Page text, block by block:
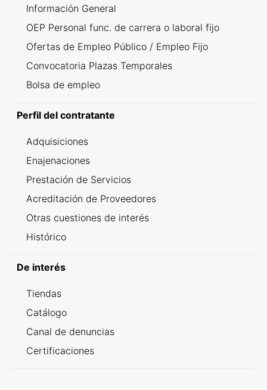
Información General
OEP Personal func. de carrera o laboral fijo
Ofertas de Empleo Público / Empleo Fijo
Convocatoria Plazas Temporales
Bolsa de empleo
Perfil del contratante
Adquisiciones
Enajenaciones
Prestación de Servicios
Acreditación de Proveedores
Otras cuestiones de interés
Histórico
De interés
Tiendas
Catálogo
Canal de denuncias
Certificaciones